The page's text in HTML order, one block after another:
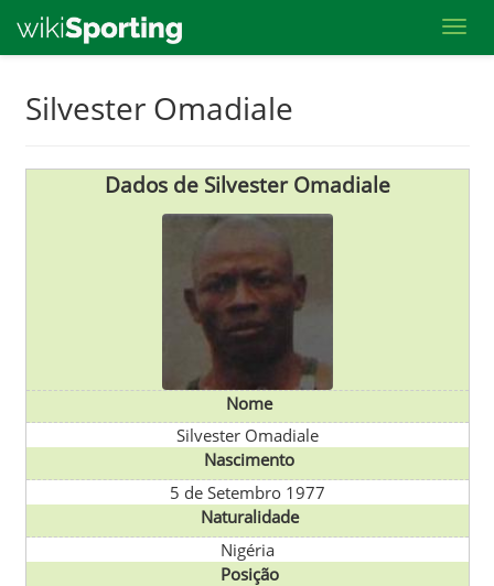
Silvester Omadiale
Dados de Silvester Omadiale
Nome
Silvester Omadiale
Nascimento
5 de Setembro 1977
Naturalidade
Nigéria
Posição